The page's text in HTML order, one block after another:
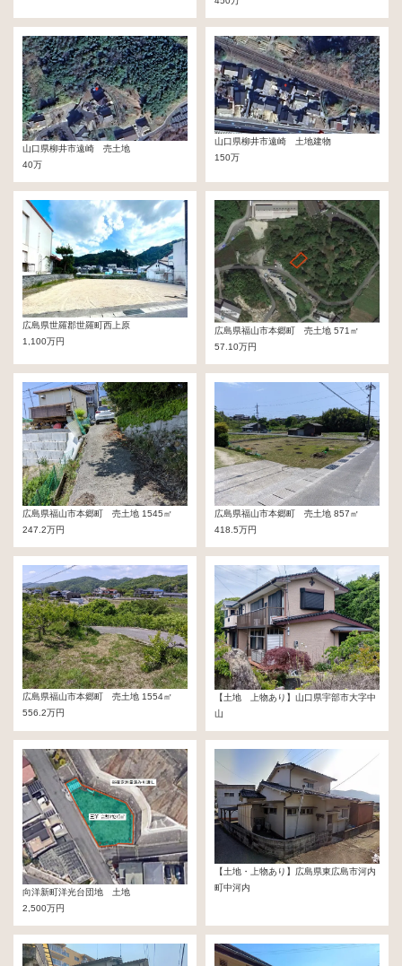
山口県柳井市遠崎 売土地
40万
山口県柳井市遠崎 土地建物
150万
広島県世羅郡世羅町西上原
1,100万円
広島県福山市本郷町 売土地 571㎡
57.10万円
広島県福山市本郷町 売土地 1545㎡
247.2万円
広島県福山市本郷町 売土地 857㎡
418.5万円
広島県福山市本郷町 売土地 1554㎡
556.2万円
【土地 上物あり】山口県宇部市大字中
山
1,000万円
向洋新町洋光台団地 土地
2,500万円
【土地・上物あり】広島県東広島市河内
町中河内